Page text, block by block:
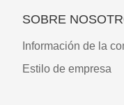
SOBRE
Información de la
Estilo de empresa